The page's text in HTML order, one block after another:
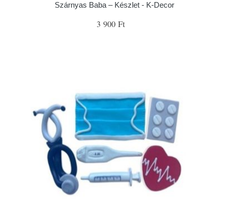
Szárnyas Baba – Készlet - K-Decor
3 900 Ft